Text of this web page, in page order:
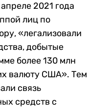
2021 года
лиц по
«легализовали
добытые
более 130 млн
валюту США». Тем
связь
средств с